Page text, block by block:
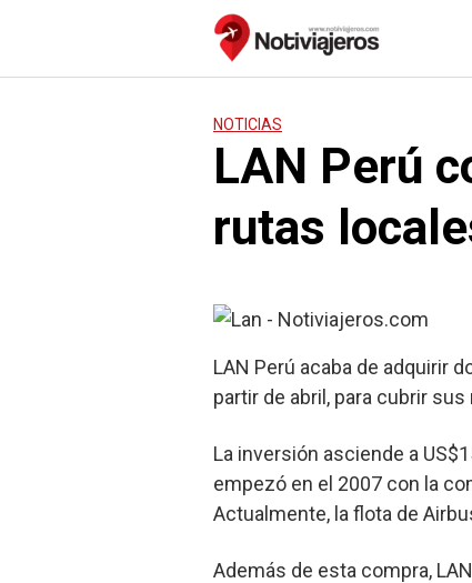
NOTICIAS
LAN Perú
rutas
LAN Perú acaba de adquirir
partir de abril, para cubrir
La inversión asciende a
empezó en el 2007 con la
Actualmente, la flota de
Además de esta compra,